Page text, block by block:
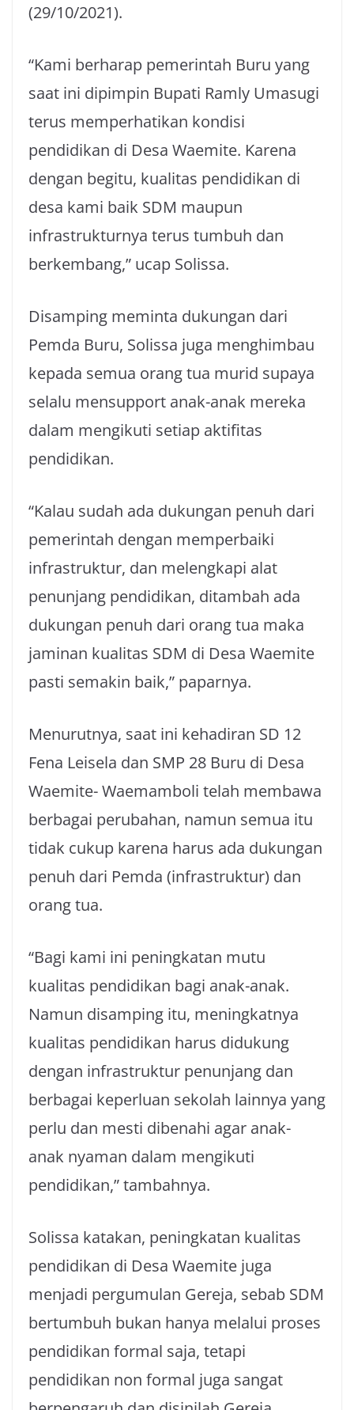
(29/10/2021).
“Kami berharap pemerintah Buru yang
saat ini dipimpin Bupati Ramly Umasugi
terus memperhatikan kondisi
pendidikan di Desa Waemite. Karena
dengan begitu, kualitas pendidikan di
desa kami baik SDM maupun
infrastrukturnya terus tumbuh dan
berkembang,” ucap Solissa.
Disamping meminta dukungan dari
Pemda Buru, Solissa juga menghimbau
kepada semua orang tua murid supaya
selalu mensupport anak-anak mereka
dalam mengikuti setiap aktifitas
pendidikan.
“Kalau sudah ada dukungan penuh dari
pemerintah dengan memperbaiki
infrastruktur, dan melengkapi alat
penunjang pendidikan, ditambah ada
dukungan penuh dari orang tua maka
jaminan kualitas SDM di Desa Waemite
pasti semakin baik,” paparnya.
Menurutnya, saat ini kehadiran SD 12
Fena Leisela dan SMP 28 Buru di Desa
Waemite- Waemamboli telah membawa
berbagai perubahan, namun semua itu
tidak cukup karena harus ada dukungan
penuh dari Pemda (infrastruktur) dan
orang tua.
“Bagi kami ini peningkatan mutu
kualitas pendidikan bagi anak-anak.
Namun disamping itu, meningkatnya
kualitas pendidikan harus didukung
dengan infrastruktur penunjang dan
berbagai keperluan sekolah lainnya yang
perlu dan mesti dibenahi agar anak-
anak nyaman dalam mengikuti
pendidikan,” tambahnya.
Solissa katakan, peningkatan kualitas
pendidikan di Desa Waemite juga
menjadi pergumulan Gereja, sebab SDM
bertumbuh bukan hanya melalui proses
pendidikan formal saja, tetapi
pendidikan non formal juga sangat